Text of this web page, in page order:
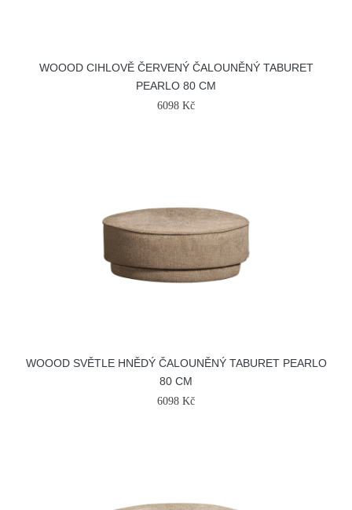
WOOOD CIHLOVĚ ČERVENÝ ČALOUNĚNÝ TABURET
PEARLO 80 CM
6098 Kč
WOOOD SVĚTLE HNĚDÝ ČALOUNĚNÝ TABURET PEARLO
80 CM
6098 Kč